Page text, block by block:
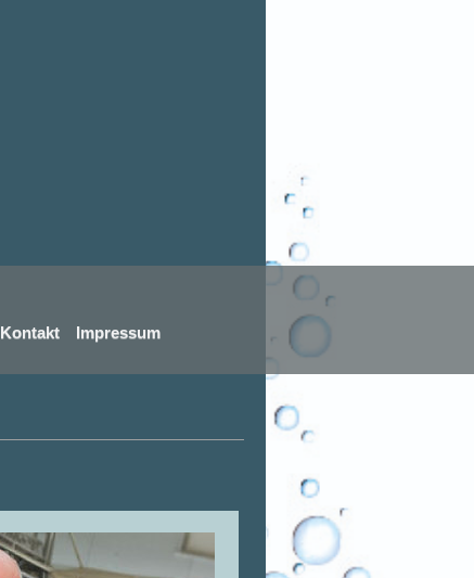
Kontakt Impressum